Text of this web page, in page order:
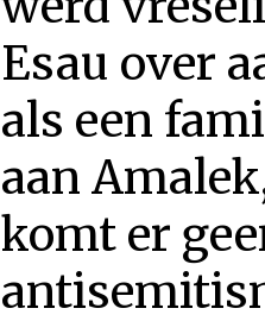
Esau over
als een
aan
komt er